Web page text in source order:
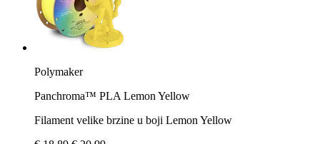
Polymaker
Panchroma™ PLA Lemon Yellow
Filament velike brzine u boji Lemon Yellow